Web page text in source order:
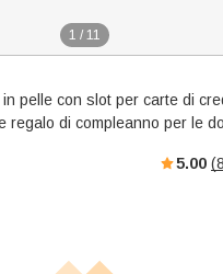
1 / 11
pelle con slot per carte di
regalo di compleanno per le
5.00 (8